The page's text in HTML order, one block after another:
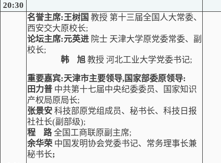
20:30
名誉主席:王树国 教授 第十三届全国人大常委、
西安交大原校长;
论坛主席:元英进 院士 天津大学原党委常委、副
校长;
韩 旭 教授 河北工业大学党委书记;
重要嘉宾:天津市主要领导,国家部委原领导:
田力普 中共第十七届中央纪委委员、
国家知识
产权局原局长;
张景安 科技部原党组成员、秘书长、科技日报
社社长(副部级);
程 路全国工商联原副主席;
余华荣 中国发明协会党委书记、常务理事长兼
秘书长;